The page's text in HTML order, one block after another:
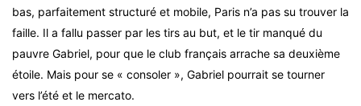
bas, parfaitement structuré et mobile, Paris n’a pas su trouver la
faille. Il a fallu passer par les tirs au but, et le tir manqué du
pauvre Gabriel, pour que le club français arrache sa deuxième
étoile. Mais pour se « consoler », Gabriel pourrait se tourner
vers l’été et le mercato.